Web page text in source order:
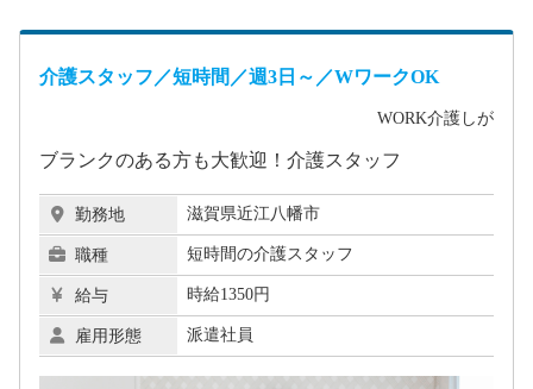
介護スタッフ／短時間／週3日～／WワークOK
WORK介護しが
ブランクのある方も大歓迎！介護スタッフ
勤務地 滋賀県近江八幡市
職種 短時間の介護スタッフ
給与 時給1350円
雇用形態 派遣社員